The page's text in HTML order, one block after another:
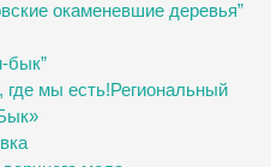
окаменевшие деревья”
бык”
мы есть!Региональный